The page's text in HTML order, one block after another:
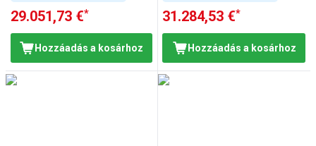
29.051,73 €*
Hozzáadás a kosárhoz
31.284,53 €*
Hozzáadás a kosárhoz